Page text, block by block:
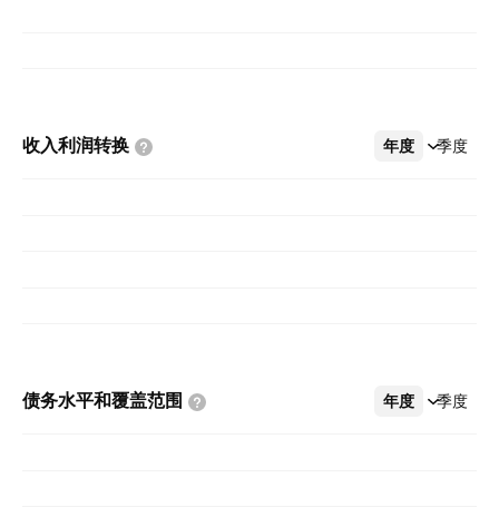
收入利润转换 年度 季度
更多
债务水平和覆盖范围 年度 季度
更多